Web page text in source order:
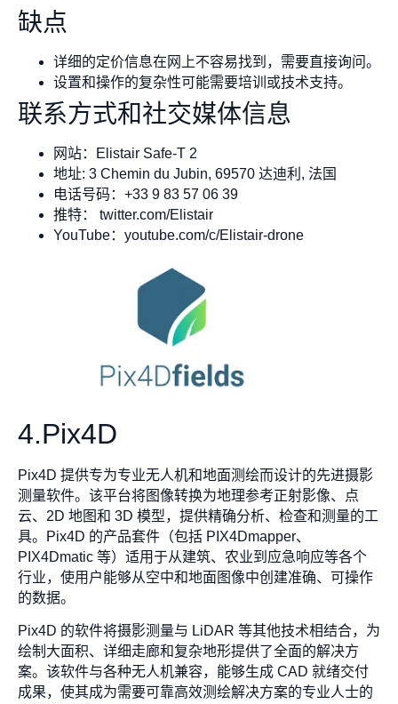
缺点
详细的定价信息在网上不容易找到，需要直接询问。
设置和操作的复杂性可能需要培训或技术支持。
联系方式和社交媒体信息
网站：Elistair Safe-T 2
地址: 3 Chemin du Jubin, 69570 达迪利, 法国
电话号码：+33 9 83 57 06 39
推特： twitter.com/Elistair
YouTube：youtube.com/c/Elistair-drone
4.Pix4D
Pix4D 提供专为专业无人机和地面测绘而设计的先进摄影
测量软件。该平台将图像转换为地理参考正射影像、点
云、2D 地图和 3D 模型，提供精确分析、检查和测量的工
具。Pix4D 的产品套件（包括 PIX4Dmapper、
PIX4Dmatic 等）适用于从建筑、农业到应急响应等各个
行业，使用户能够从空中和地面图像中创建准确、可操作
的数据。
Pix4D 的软件将摄影测量与 LiDAR 等其他技术相结合，为
绘制大面积、详细走廊和复杂地形提供了全面的解决方
案。该软件与各种无人机兼容，能够生成 CAD 就绪交付
成果，使其成为需要可靠高效测绘解决方案的专业人士的